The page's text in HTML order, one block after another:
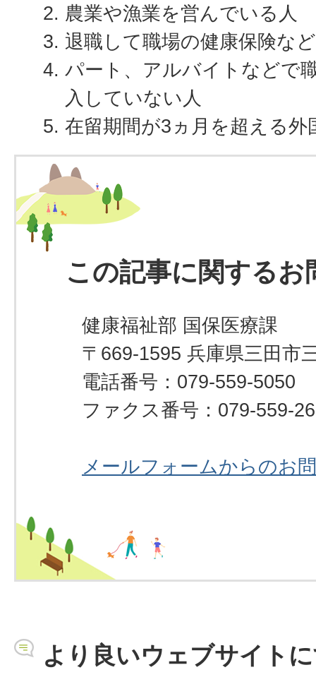
農業や漁業を営んでいる人
退職して職場の健康保険な
パート、アルバイトなどで
入していない人
在留期間が3ヵ月を超える外
この記事に関するお
健康福祉部 国保医療課
〒669-1595 兵庫県三田市
電話番号：079-559-5050
ファクス番号：079-559-
メールフォームからのお
より良いウェブサイト